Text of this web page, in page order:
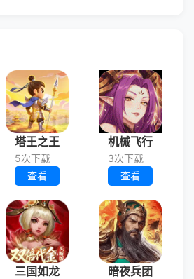
塔王之王
5次下载
查看
机械飞行
3次下载
查看
三国如龙 暗夜兵团